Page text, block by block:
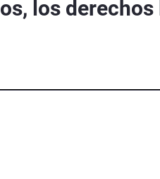
los derechos